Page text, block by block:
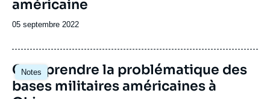
américaine
Date
publication
05 septembre 2022
Notes
Comprendre la problématique des
bases militaires américaines à